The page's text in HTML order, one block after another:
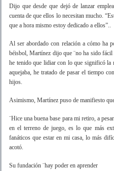
Dijo que desde que dejó de lanzar
cuenta de que ellos lo necesitan mucho.
que a hora mismo estoy dedicado a ellos”..
Al ser abordado con relación a cómo ha
béisbol, Martínez dijo que ¨no ha sido fácil
he tenido que lidiar con lo que significó la
aquejaba, he tratado de pasar el tiempo
hijos.
Asimismo, Martínez puso de manifiesto
¨Hice una buena base para mi retiro, a
en el terreno de juego, es lo que más
fanáticos que estar en mi casa, lo más
acotó.
Su fundación ¨hay poder en aprender